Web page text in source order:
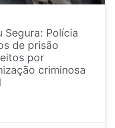
Segura: Polícia
de prisão
por
criminosa